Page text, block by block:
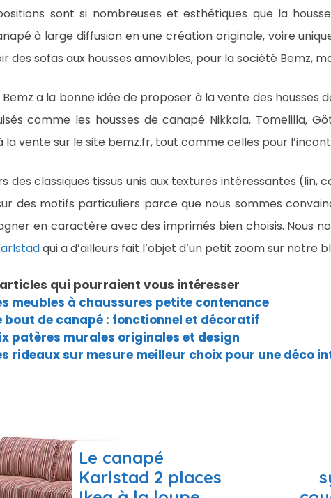
sont si nombreuses et esthétiques que la
à large diffusion en une création originale, voire
des sofas aux housses amovibles, pour la société Bemz,
a la bonne idée de proposer à la vente des housses
comme les housses de canapé Nikkala, Tomelilla,
la vente sur le site bemz.fr, tout comme celles pour
des classiques tissus unis aux textures intéressantes
des motifs particuliers parce que nous sommes
en caractère avec des imprimés bien choisis. Nous
qui a d’ailleurs fait l’objet d’un petit zoom sur notre
qui pourraient vous intéresser
meubles à chaussures petite contenance
bout de canapé : fonctionnel et décoratif
patères murales originales et design
rideaux sur mesure meilleur choix pour une déco
Le canapé
Karlstad 2 places